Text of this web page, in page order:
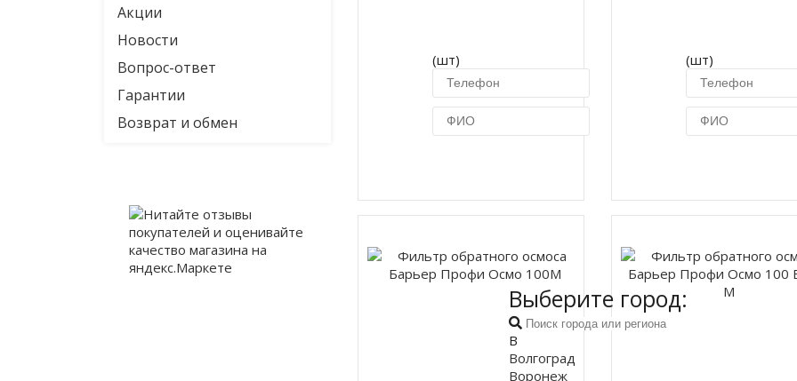
Акции
Новости
Вопрос-ответ
Гарантии
Возврат и обмен
(шт) (шт)
Выберите город:
В
Волгоград
Воронеж